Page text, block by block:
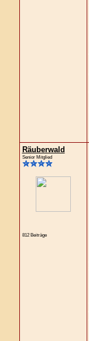
Räuberwald
Senior Mitglied
812 Beiträge